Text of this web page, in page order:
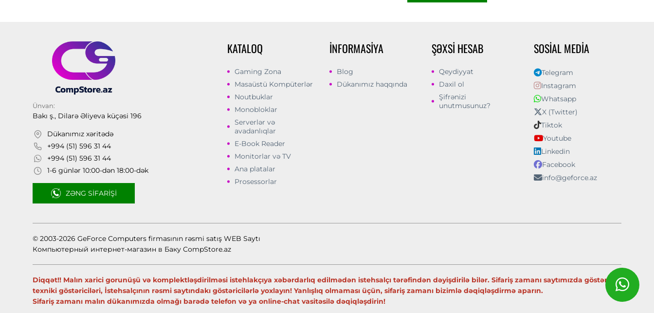
Ünvan:
Bakı ş., Dilarə Əliyeva küçəsi 196
Dükanımız xəritədə
+994 (51) 596 31 44
+994 (51) 596 31 44
1-6 günlər 10:00-dən 18:00-dək
ZƏNG SIFARIŞI
KATALOQ
Gaming Zona
Masaüstü Kompüterlər
Noutbuklar
Monobloklar
Serverlər və
avadanlıqlar
E-Book Reader
Monitorlar və TV
Ana platalar
Prosessorlar
İNFORMASIYA
Blog
Dükanımız haqqında
ŞƏXSI HESAB
Qeydiyyat
Daxil ol
Şifrənizi
unutmusunuz?
SOSIAL MEDIA
Telegram
Instagram
Whatsapp
X (Twitter)
Tiktok
Youtube
Linkedin
Facebook
info@geforce.az
© 2003-2026 GeForce Computers firmasının rəsmi satış WEB Saytı
Компьютерный интернет-магазин в Баку CompStore.az
Diqqət!! Malın xarici gorunüşü və komplektləşdirilməsi istehlakçıya xəbərdarlıq edilmədən istehsalçı tərəfindən dəyişdirilə bilər. Sifariş zamanı saytımızda göstərilən
texniki göstəriciləri, İstehsalçının rəsmi saytındakı göstəricilərlə yoxlayın! Yanlışlıq olmaması üçün, sifariş zamanı bizimlə dəqiqləşdirmə aparın.
Sifariş zamanı malın dükanımızda olmağı barədə telefon və ya online-chat vasitəsilə dəqiqləşdirin!